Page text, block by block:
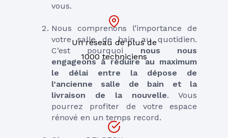
vous.
Nous comprenons l’importance de
votre salle de bain au quotidien.
C’est pourquoi nous nous
engageons à réduire au maximum
le délai entre la dépose de
l’ancienne salle de bain et la
livraison de la nouvelle. Vous
pourrez profiter de votre espace
rénové en un temps record.
Un réseau de plus de
1000 techniciens